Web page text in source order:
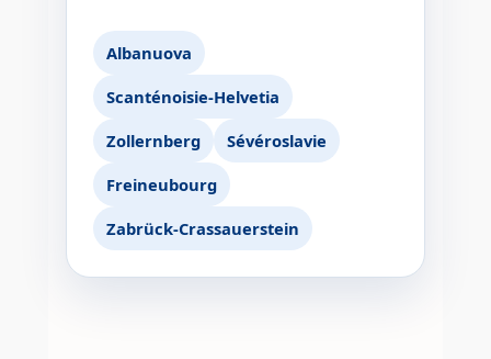
Albanuova
Scanténoisie-Helvetia
Zollernberg
Sévéroslavie
Freineubourg
Zabrück-Crassauerstein